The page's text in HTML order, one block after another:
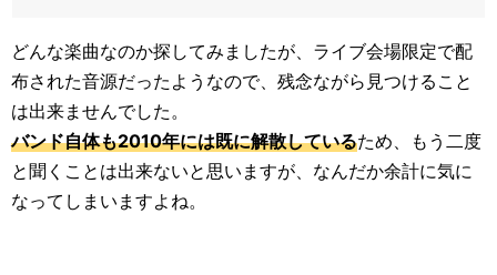
どんな楽曲なのか探してみましたが、ライブ会場限定で配
布された音源だったようなので、残念ながら見つけること
は出来ませんでした。
バンド自体も2010年には既に解散しているため、もう二度
と聞くことは出来ないと思いますが、なんだか余計に気に
なってしまいますよね。